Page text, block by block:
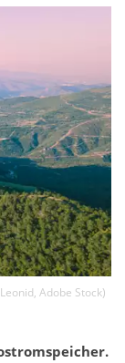
Leonid, Adobe Stock)